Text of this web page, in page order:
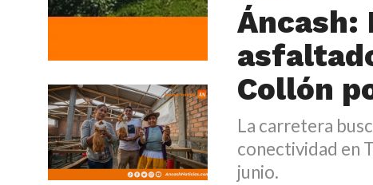
Áncash:
Collón
La carretera
conectividad en
junio.